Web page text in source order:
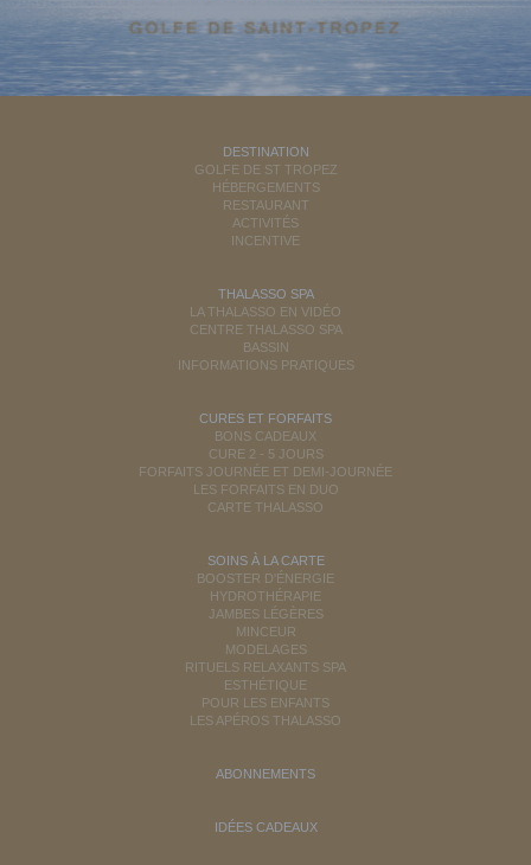
DESTINATION
GOLFE DE ST TROPEZ
HÉBERGEMENTS
RESTAURANT
ACTIVITÉS
INCENTIVE
THALASSO SPA
LA THALASSO EN VIDÉO
CENTRE THALASSO SPA
BASSIN
INFORMATIONS PRATIQUES
CURES ET FORFAITS
BONS CADEAUX
CURE 2 - 5 JOURS
FORFAITS JOURNÉE ET DEMI-JOURNÉE
LES FORFAITS EN DUO
CARTE THALASSO
SOINS À LA CARTE
BOOSTER D'ÉNERGIE
HYDROTHÉRAPIE
JAMBES LÉGÈRES
MINCEUR
MODELAGES
RITUELS RELAXANTS SPA
ESTHÉTIQUE
POUR LES ENFANTS
LES APÉROS THALASSO
ABONNEMENTS
IDÉES CADEAUX